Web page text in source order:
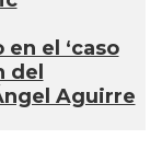
el ‘caso
del
Aguirre